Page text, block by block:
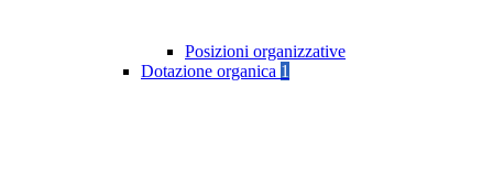
Posizioni organizzative
Dotazione organica 1